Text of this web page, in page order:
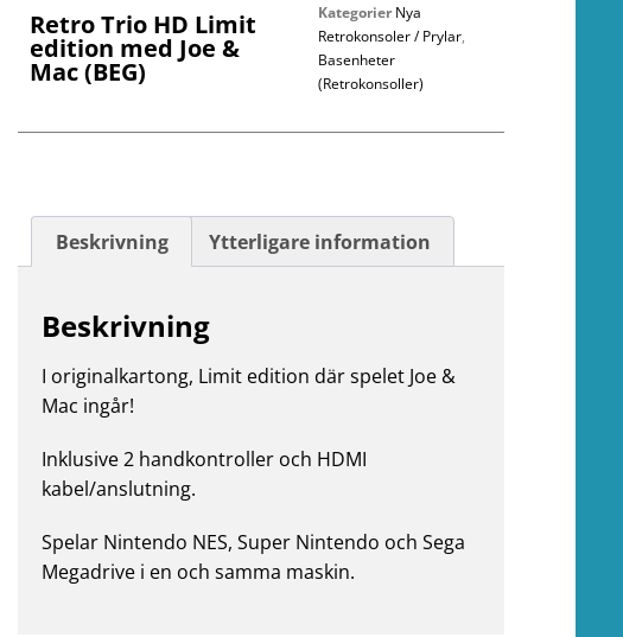
Retro Trio HD Limit
edition med Joe &
Mac (BEG)
Kategorier Nya
Retrokonsoler / Prylar,
Basenheter
(Retrokonsoller)
Beskrivning Ytterligare information
Beskrivning
I originalkartong, Limit edition där spelet Joe &
Mac ingår!
Inklusive 2 handkontroller och HDMI
kabel/anslutning.
Spelar Nintendo NES, Super Nintendo och Sega
Megadrive i en och samma maskin.